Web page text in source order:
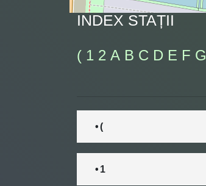
INDEX STAȚII
( 1 2 A B C D E F G
• (
• 1